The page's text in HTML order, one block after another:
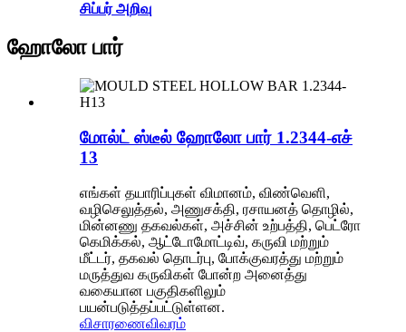
சிப்பர் அறிவு
ஹோலோ பார்
மோல்ட் ஸ்டீல் ஹோலோ பார் 1.2344-எச்
13
எங்கள் தயாரிப்புகள் விமானம், விண்வெளி,
வழிசெலுத்தல், அணுசக்தி, ரசாயனத் தொழில்,
மின்னணு தகவல்கள், அச்சின் உற்பத்தி, பெட்ரோ
கெமிக்கல், ஆட்டோமோட்டிவ், கருவி மற்றும்
மீட்டர், தகவல் தொடர்பு, போக்குவரத்து மற்றும்
மருத்துவ கருவிகள் போன்ற அனைத்து
வகையான பகுதிகளிலும்
பயன்படுத்தப்பட்டுள்ளன.
விசாரணைவிவரம்